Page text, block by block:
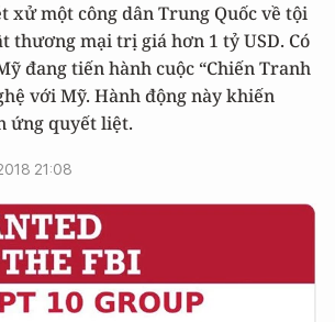
xử một công dân Trung Quốc về tội
thương mại trị giá hơn 1 tỷ USD. Có
đang tiến hành cuộc “Chiến Tranh
với Mỹ. Hành động này khiến
ứng quyết liệt.
21:08